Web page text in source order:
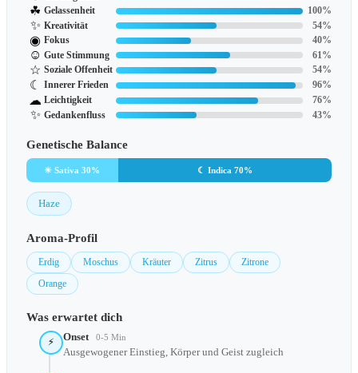
☘ Gelassenheit 100%
✨ Kreativität 54%
◉ Fokus 40%
☺ Gute Stimmung 61%
☆ Soziale Offenheit 54%
☾ Innerer Frieden 96%
☁ Leichtigkeit 76%
✨ Gedankenfluss 43%
Genetische Balance
☀ Sativa 30% ☾ Indica 70%
Haze
Aroma-Profil
Erdig Moschus Kräuter Zitrus
Zitrone
Orange
Was erwartet dich
⚡ Onset 0-5 Min
Ausgewogener Einstieg, Körper und Geist zugleich